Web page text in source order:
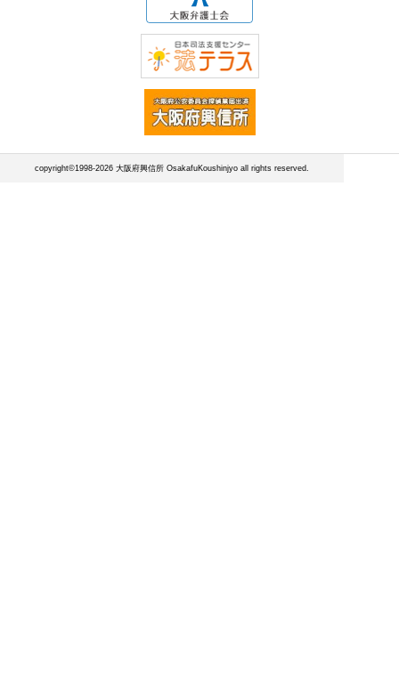
copyright©1998-2026 大阪府興信所 OsakafuKoushinjyo all rights reserved.